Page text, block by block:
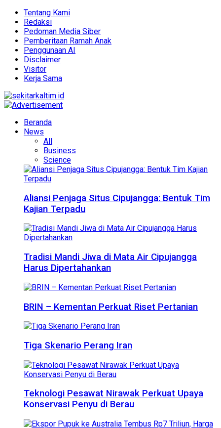
Tentang Kami
Redaksi
Pedoman Media Siber
Pemberitaan Ramah Anak
Penggunaan AI
Disclaimer
Visitor
Kerja Sama
Beranda
News
All
Business
Science
Aliansi Penjaga Situs Cipujangga: Bentuk Tim
Kajian Terpadu
Tradisi Mandi Jiwa di Mata Air Cipujangga
Harus Dipertahankan
BRIN – Kementan Perkuat Riset Pertanian
Tiga Skenario Perang Iran
Teknologi Pesawat Nirawak Perkuat Upaya
Konservasi Penyu di Berau